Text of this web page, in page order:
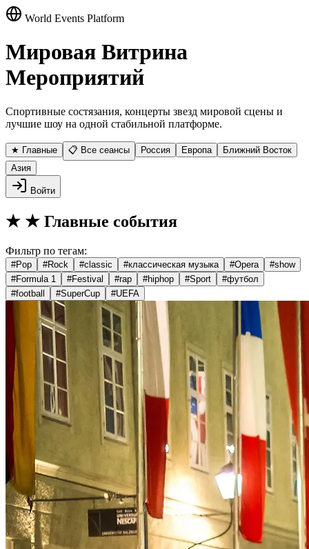
World Events Platform
Мировая Витрина
Мероприятий
Спортивные состязания, концерты звезд мировой сцены и
лучшие шоу на одной стабильной платформе.
★ Главные 📋 Все сеансы Россия Европа
Ближний Восток
Азия
Войти
★ ★ Главные события
Фильтр по тегам:
#Pop #Rock #classic #классическая музыка #Opera #show
#Formula 1 #Festival #rap #hiphop #Sport #футбол
#football #SuperCup #UEFA